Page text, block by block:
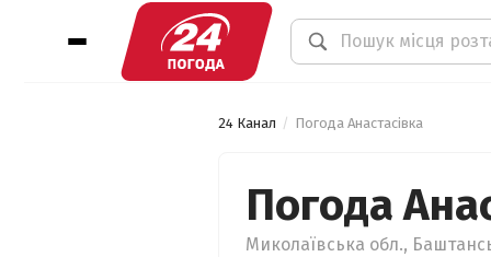
24 Канал Погода Анастасівка
Погода
Миколаївська обл.,